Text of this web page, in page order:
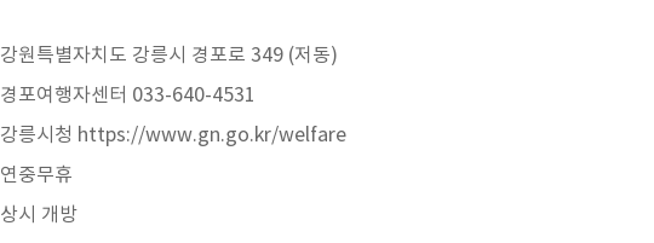
강원특별자치도 강릉시 경포로 349 (저동)
경포여행자센터 033-640-4531
강릉시청 https://www.gn.go.kr/welfare
연중무휴
상시 개방